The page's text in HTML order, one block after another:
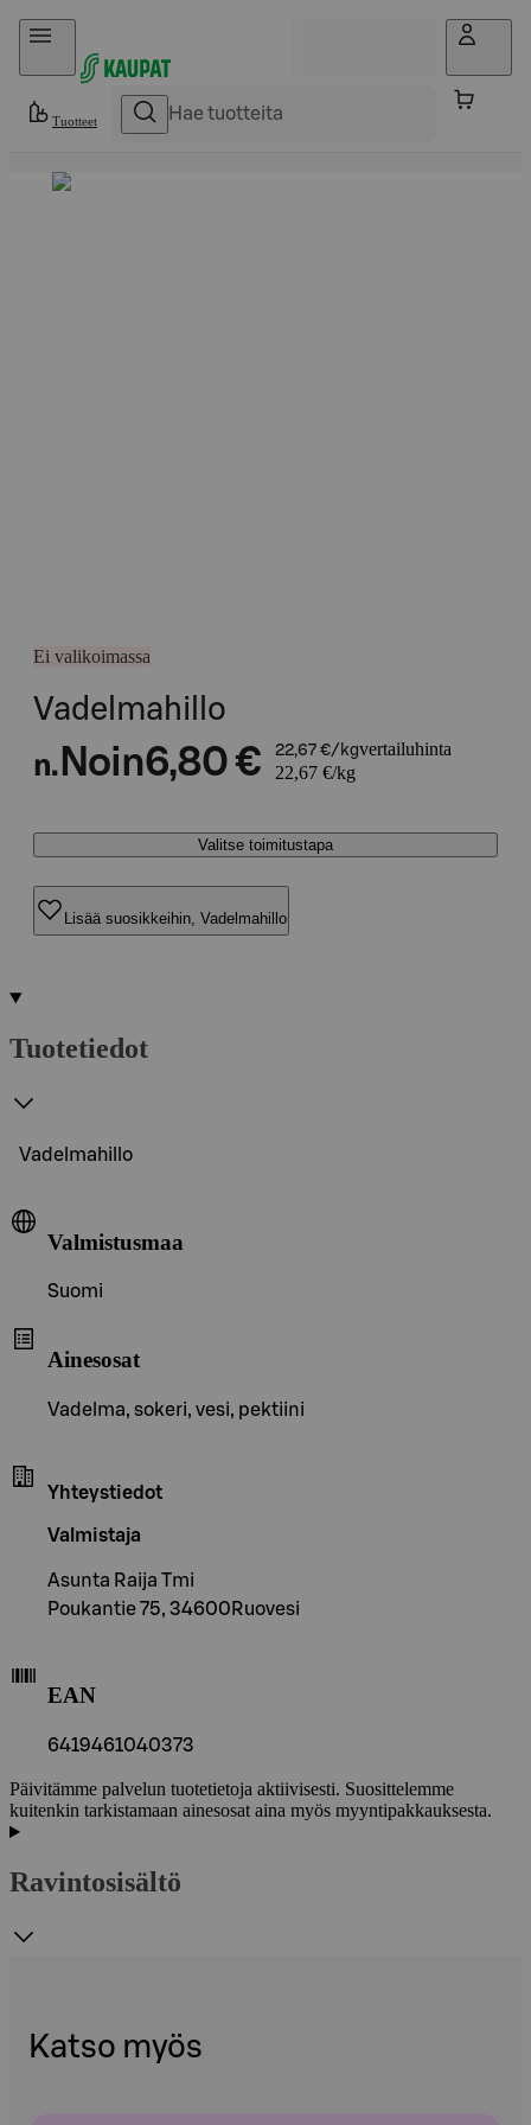
Hyppää sisältöön
Tuotteet
Ei valikoimassa
Vadelmahillo
n. Noin6,80 € 22,67 €/kgvertailuhinta
22,67 €/kg
Valitse toimitustapa
Lisää suosikkeihin, Vadelmahillo
Tuotetiedot
Vadelmahillo
Valmistusmaa
Suomi
Ainesosat
Vadelma, sokeri, vesi, pektiini
Yhteystiedot
Valmistaja
Asunta Raija Tmi
Poukantie 75, 34600Ruovesi
EAN
6419461040373
Päivitämme palvelun tuotetietoja aktiivisesti. Suosittelemme
kuitenkin tarkistamaan ainesosat aina myös myyntipakkauksesta.
Ravintosisältö
Katso myös